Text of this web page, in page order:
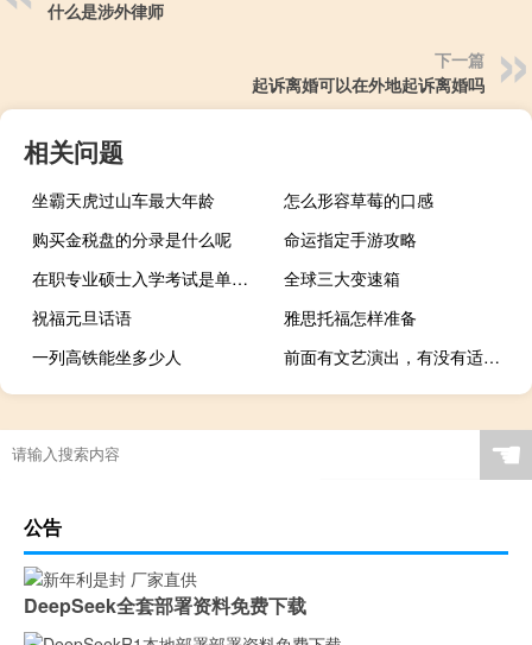
什么是涉外律师
下一篇
起诉离婚可以在外地起诉离婚吗
相关问题
坐霸天虎过山车最大年龄
怎么形容草莓的口感
购买金税盘的分录是什么呢
命运指定手游攻略
在职专业硕士入学考试是单独进行的吗
全球三大变速箱
祝福元旦话语
雅思托福怎样准备
一列高铁能坐多少人
前面有文艺演出，有没有适合孩子们集体朗诵的诗歌
☚
公告
DeepSeek全套部署资料免费下载